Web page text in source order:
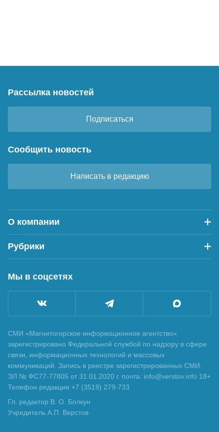
Рассылка новостей
Подписаться
Сообщить новость
Написать в редакцию
О компании
Рубрики
Мы в соцсетях
СМИ «Магнитогорское информационное агентство»
зарегистрировано Федеральной службой по надзору в сфере
связи, информационных технологий и массовых
коммуникаций. Запись в реестре зарегистрированных СМИ:
ЭЛ № ФС77-77805 от 31.01.2020 г. почта: info@verstov.info 18+
Телефон редакции +7 (3519) 279-733
Гл. редактор В. О. Болкун
Учредитель А.П. Верстов